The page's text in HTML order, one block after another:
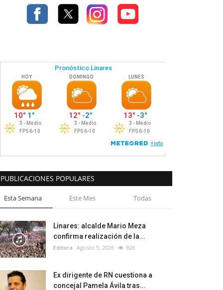
PUBLICACIONES POPULARES
Esta Semana Este Mes Todas
Linares: alcalde Mario Meza
confirma realización de la...
Editora Agosto 5, 2026 928
Ex dirigente de RN cuestiona a
concejal Pamela Ávila tras...